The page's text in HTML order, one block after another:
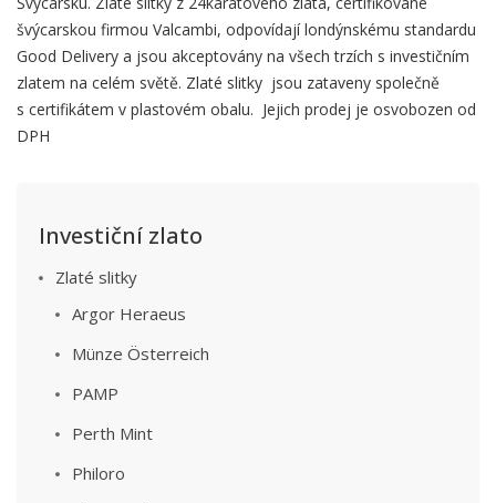
švýcarskou firmou Valcambi, odpovídají londýnskému standardu
Good Delivery a jsou akceptovány na všech trzích s investičním
zlatem na celém světě. Zlaté slitky jsou zataveny společně
s certifikátem v plastovém obalu. Jejich prodej je osvobozen od
DPH
Investiční zlato
Zlaté slitky
Argor Heraeus
Münze Österreich
PAMP
Perth Mint
Philoro